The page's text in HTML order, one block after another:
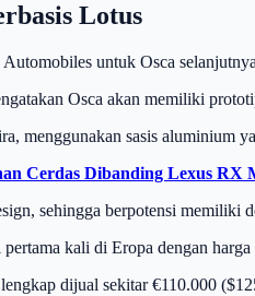
Lotus
untuk Osca
Osca akan memiliki
menggunakan sasis aluminium
Cerdas Dibanding Lexus RX
sehingga berpotensi memiliki
kali di Eropa dengan
dijual sekitar €110.000